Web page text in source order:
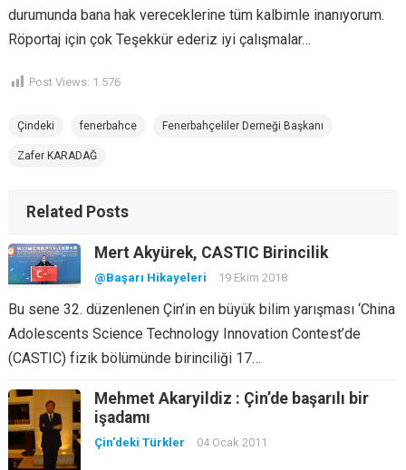
durumunda bana hak vereceklerine tüm kalbimle inanıyorum.
Röportaj için çok Teşekkür ederiz iyi çalışmalar…
Post Views: 1.576
Çindeki fenerbahce Fenerbahçeliler Derneği Başkanı
Zafer KARADAĞ
Related Posts
Mert Akyürek, CASTIC Birincilik
@Başarı Hikayeleri 19 Ekim 2018
Bu sene 32. düzenlenen Çin’in en büyük bilim yarışması ‘China
Adolescents Science Technology Innovation Contest’de
(CASTIC) fizik bölümünde birinciliği 17…
Mehmet Akaryildiz : Çin’de başarılı bir
işadamı
Çin'deki Türkler 04 Ocak 2011